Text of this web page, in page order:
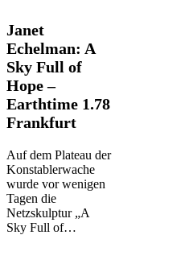
Janet
Echelman:
A
Sky
Full
of
Hope
–
1.78
Frankfurt
Janet
Echelman: A
Sky Full of
Hope –
Earthtime 1.78
Frankfurt
Auf dem Plateau der
Konstablerwache
wurde vor wenigen
Tagen die
Netzskulptur „A
Sky Full of…